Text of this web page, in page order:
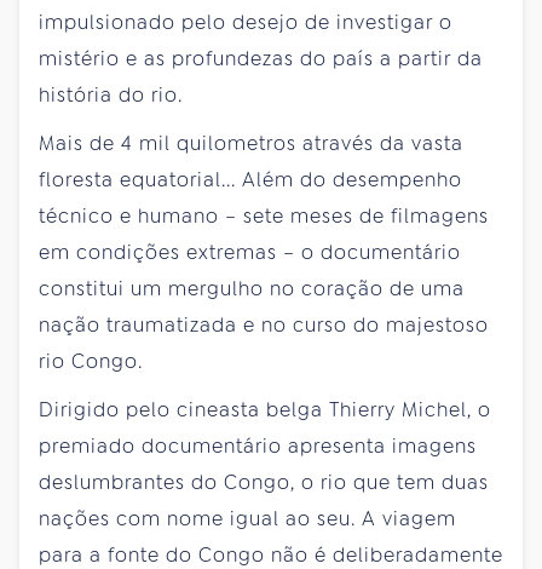
impulsionado pelo desejo de investigar o
mistério e as profundezas do país a partir da
história do rio.
Mais de 4 mil quilometros através da vasta
floresta equatorial... Além do desempenho
técnico e humano – sete meses de filmagens
em condições extremas – o documentário
constitui um mergulho no coração de uma
nação traumatizada e no curso do majestoso
rio Congo.
Dirigido pelo cineasta belga Thierry Michel, o
premiado documentário apresenta imagens
deslumbrantes do Congo, o rio que tem duas
nações com nome igual ao seu. A viagem
para a fonte do Congo não é deliberadamente